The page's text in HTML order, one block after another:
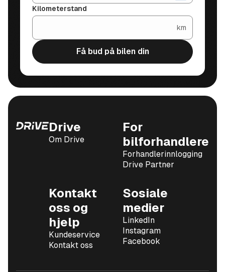
Kilometerstand
km
Få bud på bilen din
Drive
Om Drive
For
bilforhandlere
Forhandlerinnlogging
Drive Partner
Kontakt
oss og
hjelp
Kundeservice
Kontakt oss
Sosiale
medier
LinkedIn
Instagram
Facebook